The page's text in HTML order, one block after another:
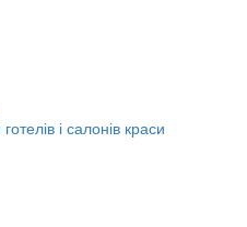
і салонів краси